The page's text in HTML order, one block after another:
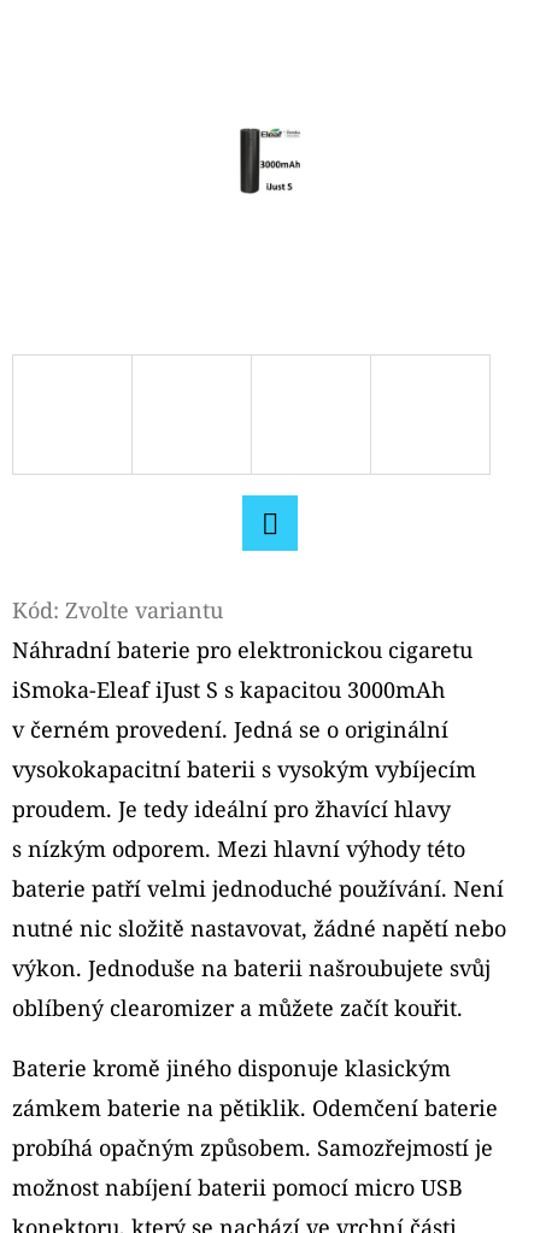
Kód: Zvolte variantu
Náhradní baterie pro elektronickou cigaretu
iSmoka-Eleaf iJust S s kapacitou 3000mAh
v černém provedení. Jedná se o originální
vysokokapacitní baterii s vysokým vybíjecím
proudem. Je tedy ideální pro žhavící hlavy
s nízkým odporem. Mezi hlavní výhody této
baterie patří velmi jednoduché používání. Není
nutné nic složitě nastavovat, žádné napětí nebo
výkon. Jednoduše na baterii našroubujete svůj
oblíbený clearomizer a můžete začít kouřit.
Baterie kromě jiného disponuje klasickým
zámkem baterie na pětiklik. Odemčení baterie
probíhá opačným způsobem. Samozřejmostí je
možnost nabíjení baterii pomocí micro USB
konektoru, který se nachází ve vrchní části
HLEDAT
D
O
P
O
R
Č
U
J
E
M
E
V3
FILL
CARTRIDGE
1KS